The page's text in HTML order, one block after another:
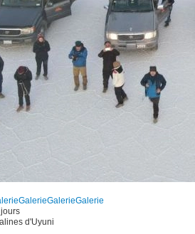
GalerieGalerieGalerie
d'Uyuni